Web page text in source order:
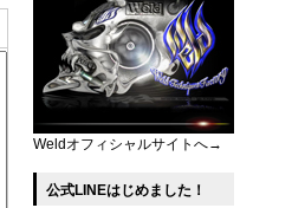
Weldオフィシャルサイトへ→
公式LINEはじめました！